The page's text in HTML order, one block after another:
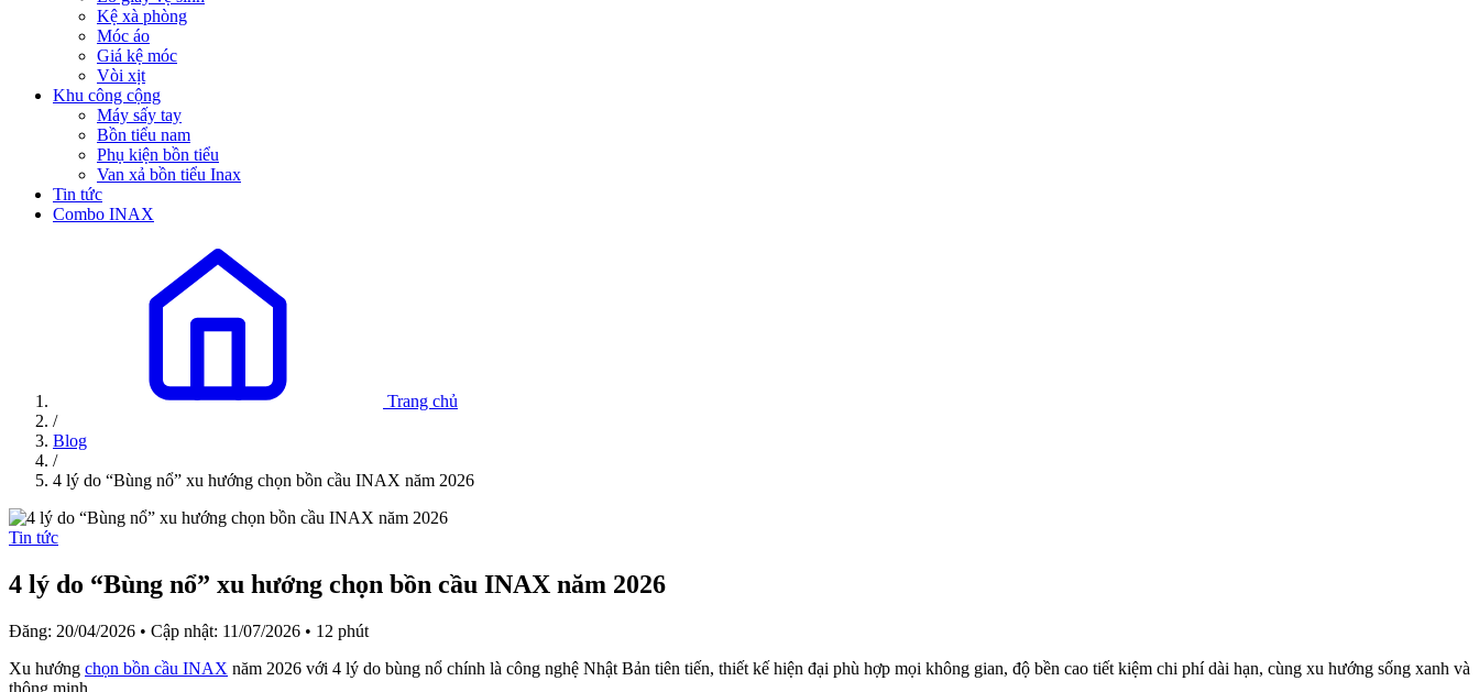
Kệ xà phòng
Móc áo
Giá kệ móc
Vòi xịt
Khu công cộng
Máy sấy tay
Bồn tiểu nam
Phụ kiện bồn tiểu
Van xả bồn tiểu Inax
Tin tức
Combo INAX
Trang chủ
/
Blog
/
4 lý do “Bùng nổ” xu hướng chọn bồn cầu INAX năm 2026
Tin tức
4 lý do “Bùng nổ” xu hướng chọn bồn cầu INAX năm 2026
Đăng: 20/04/2026 • Cập nhật: 11/07/2026 • 12 phút
Xu hướng chọn bồn cầu INAX năm 2026 với 4 lý do bùng nổ chính là công nghệ Nhật Bản tiên tiến, thiết kế hiện đại phù hợp mọi không gian, độ bền cao tiết kiệm chi phí dài hạn, cùng xu hướng sống xanh và